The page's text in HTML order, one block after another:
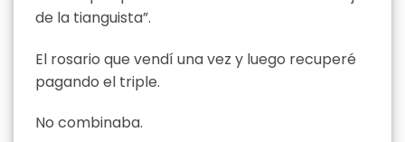
de la tianguista”.
El rosario que vendí una vez y luego recuperé
pagando el triple.
No combinaba.